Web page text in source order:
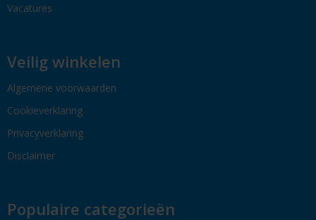
Vacatures
Veilig winkelen
Algemene voorwaarden
Cookieverklaring
Privacyverklaring
Disclaimer
Populaire categorieën